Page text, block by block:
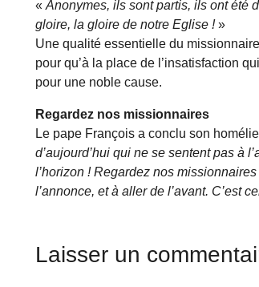
« Anonymes, ils sont partis, ils ont été
gloire, la gloire de notre Eglise ! »
Une qualité essentielle du
pour qu’à la place de l’insatisfaction
pour une noble cause.
Regardez nos missionnaires
Le pape François a conclu son
d’aujourd’hui qui ne se sentent pas à
l’horizon ! Regardez nos
l’annonce, et à aller de l’avant. C’est
Laisser un